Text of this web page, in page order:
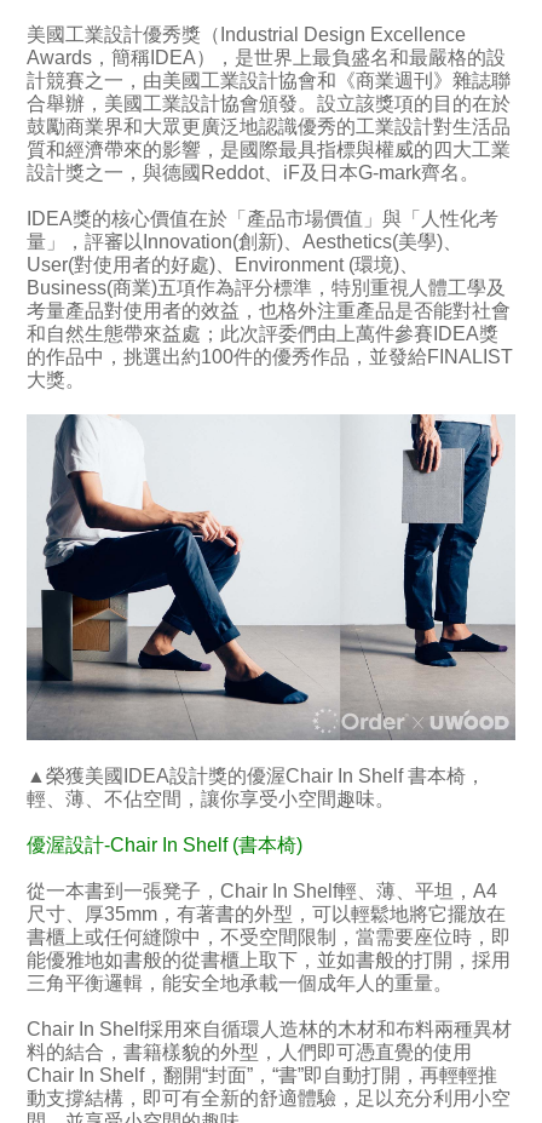
美國工業設計優秀獎（Industrial Design Excellence
Awards，簡稱IDEA），是世界上最負盛名和最嚴格的設
計競賽之一，由美國工業設計協會和《商業週刊》雜誌聯
合舉辦，美國工業設計協會頒發。設立該獎項的目的在於
鼓勵商業界和大眾更廣泛地認識優秀的工業設計對生活品
質和經濟帶來的影響，是國際最具指標與權威的四大工業
設計獎之一，與德國Reddot、iF及日本G-mark齊名。
IDEA獎的核心價值在於「產品市場價值」與「人性化考
量」，評審以Innovation(創新)、Aesthetics(美學)、
User(對使用者的好處)、Environment (環境)、
Business(商業)五項作為評分標準，特別重視人體工學及
考量產品對使用者的效益，也格外注重產品是否能對社會
和自然生態帶來益處；此次評委們由上萬件參賽IDEA獎
的作品中，挑選出約100件的優秀作品，並發給FINALIST
大獎。
▲榮獲美國IDEA設計獎的優渥Chair In Shelf 書本椅，
輕、薄、不佔空間，讓你享受小空間趣味。
優渥設計-Chair In Shelf (書本椅)
從一本書到一張凳子，Chair In Shelf輕、薄、平坦，A4
尺寸、厚35mm，有著書的外型，可以輕鬆地將它擺放在
書櫃上或任何縫隙中，不受空間限制，當需要座位時，即
能優雅地如書般的從書櫃上取下，並如書般的打開，採用
三角平衡邏輯，能安全地承載一個成年人的重量。
Chair In Shelf採用來自循環人造林的木材和布料兩種異材
料的結合，書籍樣貌的外型，人們即可憑直覺的使用
Chair In Shelf，翻開“封面”，“書”即自動打開，再輕輕推
動支撐結構，即可有全新的舒適體驗，足以充分利用小空